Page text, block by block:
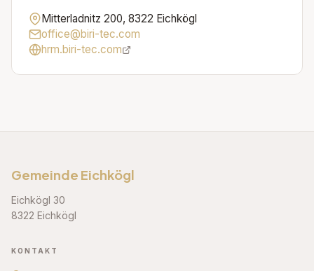
Mitterladnitz 200, 8322 Eichkögl
office@biri-tec.com
hrm.biri-tec.com
Gemeinde Eichkögl
Eichkögl 30
8322 Eichkögl
KONTAKT